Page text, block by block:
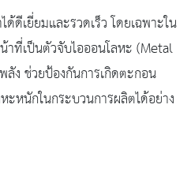
ด้ดีเยี่ยมและรวดเร็ว โดยเฉพาะใน
ที่เป็นตัวจับไอออนโลหะ (Metal
ง ช่วยป้องกันการเกิดตะกอน
หนักในกระบวนการผลิตได้อย่าง